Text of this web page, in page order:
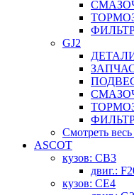
GJ2
Смотреть весь
ASCOT
кузов: CB3
двиг.:
кузов: CE4